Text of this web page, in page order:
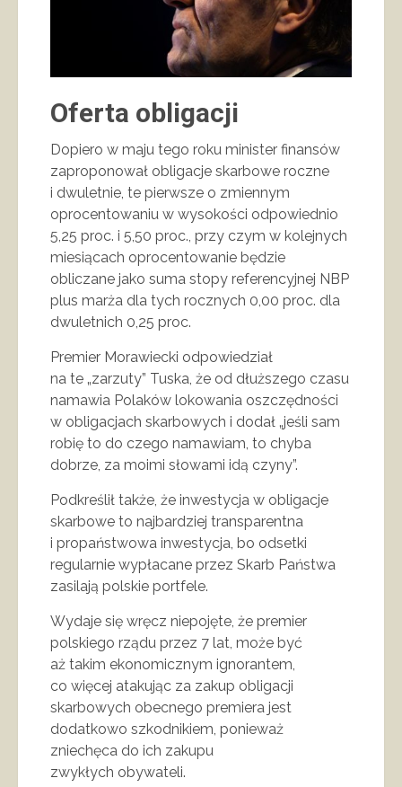
Oferta obligacji
Dopiero w maju tego roku minister finansów
zaproponował obligacje skarbowe roczne
i dwuletnie, te pierwsze o zmiennym
oprocentowaniu w wysokości odpowiednio
5,25 proc. i 5,50 proc., przy czym w kolejnych
miesiącach oprocentowanie będzie
obliczane jako suma stopy referencyjnej NBP
plus marża dla tych rocznych 0,00 proc. dla
dwuletnich 0,25 proc.
Premier Morawiecki odpowiedział
na te „zarzuty” Tuska, że od dłuższego czasu
namawia Polaków lokowania oszczędności
w obligacjach skarbowych i dodał „jeśli sam
robię to do czego namawiam, to chyba
dobrze, za moimi słowami idą czyny”.
Podkreślił także, że inwestycja w obligacje
skarbowe to najbardziej transparentna
i propaństwowa inwestycja, bo odsetki
regularnie wypłacane przez Skarb Państwa
zasilają polskie portfele.
Wydaje się wręcz niepojęte, że premier
polskiego rządu przez 7 lat, może być
aż takim ekonomicznym ignorantem,
co więcej atakując za zakup obligacji
skarbowych obecnego premiera jest
dodatkowo szkodnikiem, ponieważ
zniechęca do ich zakupu
zwykłych obywateli.